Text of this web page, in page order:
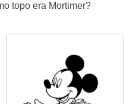
topo era Mortimer?